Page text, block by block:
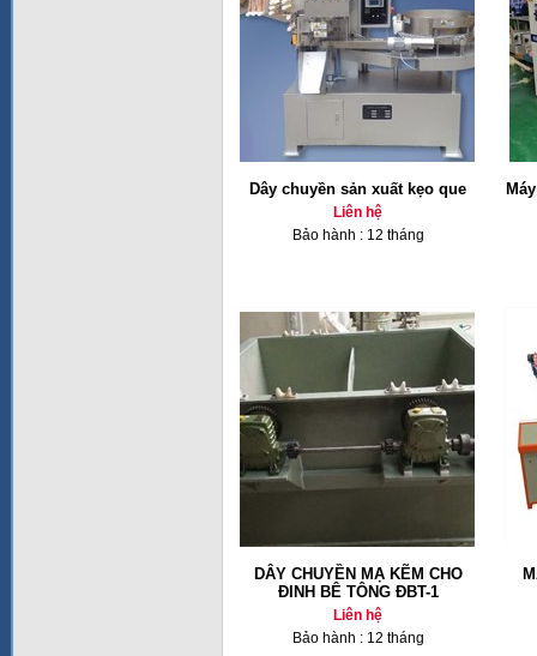
Dây chuyền sản xuất kẹo que
Liên hệ
Bảo hành : 12 tháng
DÂY CHUYỀN MẠ KẼM CHO
ĐINH BÊ TÔNG ĐBT-1
Liên hệ
Bảo hành : 12 tháng